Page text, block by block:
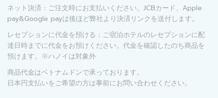
ネット決済：ご注文時にお支払いください。JCBカード、Apple
pay&Google payは後ほど弊社より決済リンクを送付します。
レセプションに代金を預ける：ご宿泊ホテルのレセプションに配
達日時までに代金をお預けください。代金を確認したのち商品を
預けます。※ハノイは対象外
商品代金はベトナムドンで承っております。
日本円支払いをご希望の方は事前にお問い合わせください。